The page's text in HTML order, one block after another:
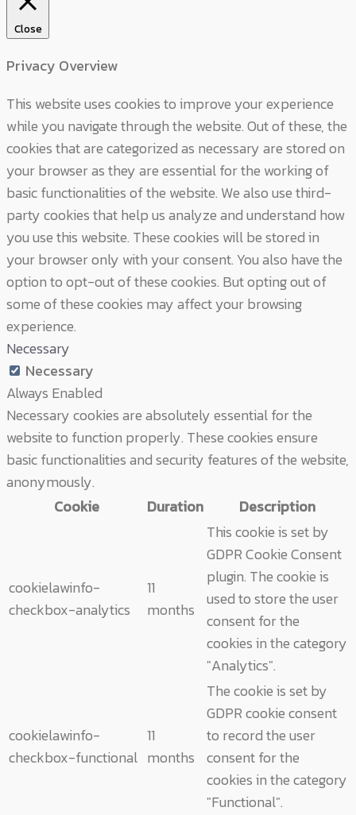
Close
Privacy Overview
This website uses cookies to improve your experience
while you navigate through the website. Out of these, the
cookies that are categorized as necessary are stored on
your browser as they are essential for the working of
basic functionalities of the website. We also use third-
party cookies that help us analyze and understand how
you use this website. These cookies will be stored in
your browser only with your consent. You also have the
option to opt-out of these cookies. But opting out of
some of these cookies may affect your browsing
experience.
Necessary
Necessary
Always Enabled
Necessary cookies are absolutely essential for the
website to function properly. These cookies ensure
basic functionalities and security features of the website,
anonymously.
Cookie
Duration Description
cookielawinfo-
checkbox-analytics
11
months
This cookie is set by
GDPR Cookie Consent
plugin. The cookie is
used to store the user
consent for the
cookies in the category
"Analytics".
cookielawinfo-
checkbox-functional
11
months
The cookie is set by
GDPR cookie consent
to record the user
consent for the
cookies in the category
"Functional".